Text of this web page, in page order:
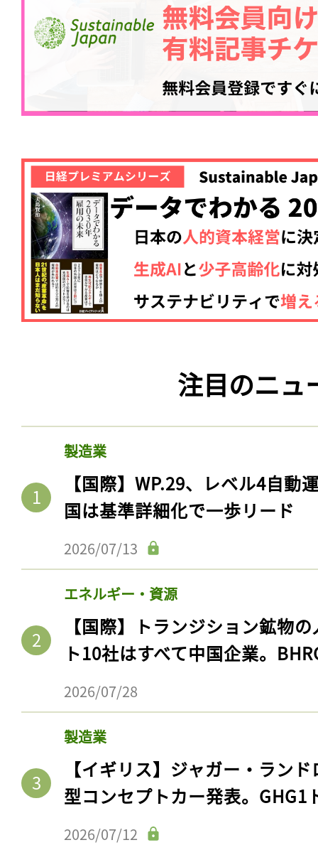
注目のニュ
製造業
【国際】WP.29、レベル4自動
国は基準詳細化で一歩リード
2026/07/13
エネルギー・資源
【国際】トランジション鉱物
ト10社はすべて中国企業。
2026/07/28
製造業
【イギリス】ジャガー・ラン
型コンセプトカー発表。GHG1
2026/07/12
会員登録